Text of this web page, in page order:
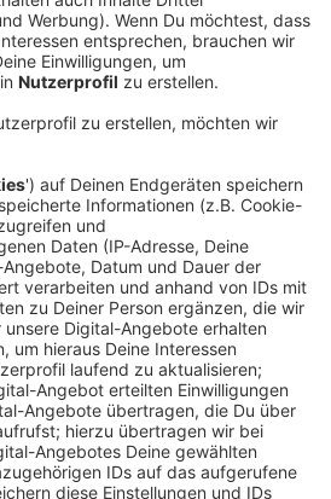
07.05.2024 19:11
II. ist Präsident der KG
erst vor wenigen Tagen in
Seine designierte Venetia
als Sopranistin
Ebenfalls bekanntgegeben
für die Session 2025: "200 Johr
thematisiert die
Jahre Düsseldorfer Karneval".
Erika Timmermann aus